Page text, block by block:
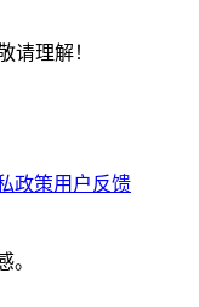
请理解！
政策用户反馈
。